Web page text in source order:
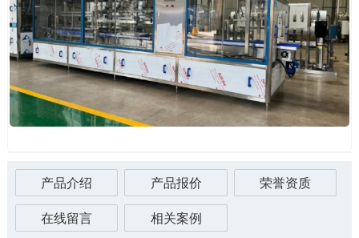
产品介绍 产品报价
荣誉资质
在线留言
相关案例